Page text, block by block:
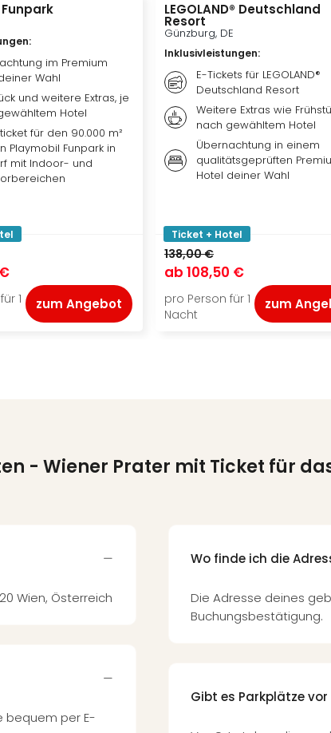
:
im Premium
Wahl
und weitere Extras, je
Hotel
für den 90.000 m²
Playmobil Funpark in
mit Indoor- und
1
zum Angebot
LEGOLAND® Deutschland
Resort
Günzburg, DE
Inklusivleistungen:
E-Tickets für LEGOLAND®
Deutschland Resort
Weitere Extras wie
nach gewähltem Hotel
Übernachtung in einem
qualitätsgeprüften
Hotel deiner Wahl
Ticket + Hotel
138,00 €
ab 108,50 €
pro Person für 1
Nacht
zum
- Wiener Prater mit Ticket für
Wien, Österreich
bequem per E-
Wo finde ich die
Die Adresse deines
Buchungsbestätigung.
Gibt es Parkplätze vor